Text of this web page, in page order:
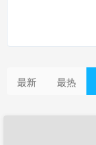
最新 最热